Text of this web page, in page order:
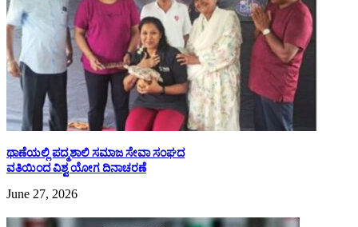
ಥಾಣೆಯಲ್ಲಿ ಪದ್ಮಶಾಲಿ ಸಮಾಜ ಸೇವಾ ಸಂಘದ
ವತಿಯಿಂದ ವಿಶ್ವ ಯೋಗ ದಿನಾಚರಣೆ
June 27, 2026